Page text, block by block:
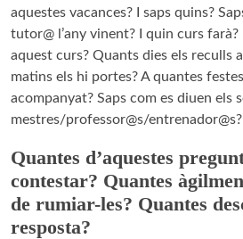
aquestes vacances? I saps quins?
tutor@ l’any vinent? I quin curs
aquest curs? Quants dies els reculls
matins els hi portes? A quantes festes
acompanyat? Saps com es diuen els
mestres/professor@s/entrenador@s?
Quantes d’aquestes
contestar? Quantes
de rumiar-les? Quantes
resposta?